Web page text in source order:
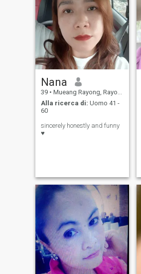
Nana
39 • Mueang Rayong, Rayong, Thailandia
Alla ricerca di: Uomo 41 -
60
sincerely honestly and funny
♥️